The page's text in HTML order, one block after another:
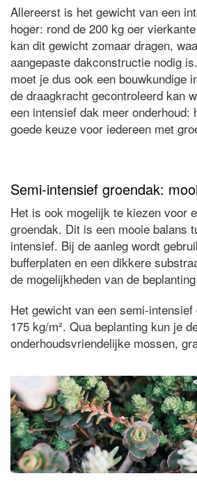
Allereerst is het gewicht van een
hoger: rond de 200 kg oer
kan dit gewicht zomaar dragen,
aangepaste dakconstructie nodig
moet je dus ook een bouwkundige
de draagkracht gecontroleerd kan
een intensief dak meer onderhoud:
goede keuze voor iedereen met
Semi-intensief groendak:
Het is ook mogelijk te kiezen voor
groendak. Dit is een mooie balans
intensief. Bij de aanleg wordt
bufferplaten en een dikkere
de mogelijkheden van de
Het gewicht van een semi-
175 kg/m². Qua beplanting kun je
onderhoudsvriendelijke mossen,